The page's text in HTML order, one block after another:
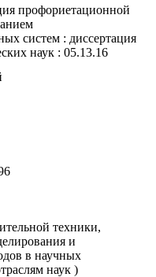
профориетационной
систем : диссертация
наук : 05.13.16
техники,
и
в научных
наук )